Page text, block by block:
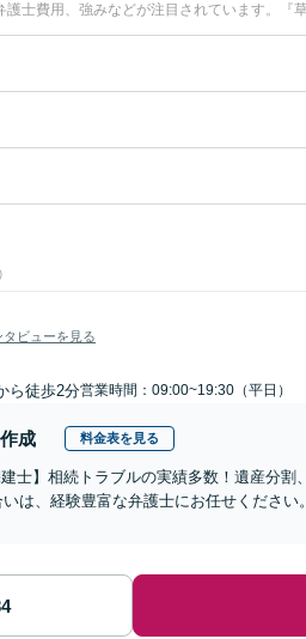
士費用、強みなどが注目されています。
の実績豊富な近くの弁護士を検索したい』
。
)
タビューを見る
ら徒歩2分営業時間：09:00~19:30（平日）
成 料金表を見る
士】相続トラブルの実績多数！遺産分
は、経験豊富な弁護士にお任せください